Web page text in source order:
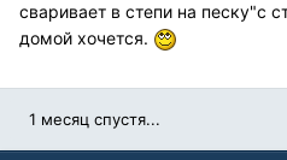
сваривает в степи на песку"с
домой хочется.
1 месяц спустя...